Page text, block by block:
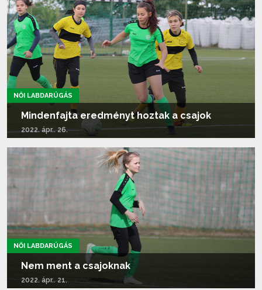
NŐI LABDARÚGÁS
Mindenfajta eredményt hoztak a csajok
2022. ápr.. 26.
Tovább olvasom...
NŐI LABDARÚGÁS
Nem ment a csajoknak
2022. ápr.. 21.